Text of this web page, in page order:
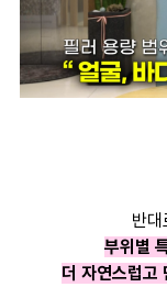
반
부위별
더 자연스럽고